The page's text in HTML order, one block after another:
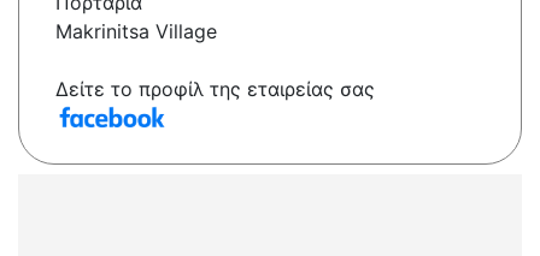
Makrinitsa Village
Δείτε το προφίλ της εταιρείας σας